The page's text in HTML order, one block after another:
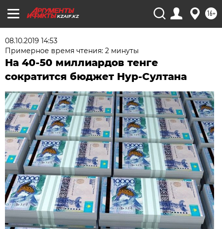
KZAIF.KZ 16+
08.10.2019 14:53
Примерное время чтения: 2 минуты
На 40-50 миллиардов тенге
сократится бюджет Нур-Султана